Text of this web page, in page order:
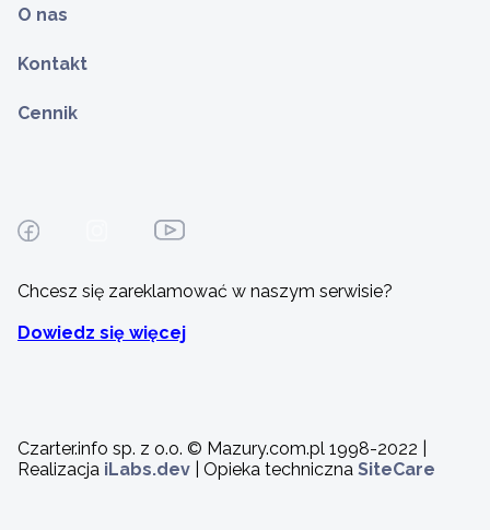
O nas
Kontakt
Cennik
Chcesz się zareklamować w naszym serwisie?
Dowiedz się więcej
Czarter.info sp. z o.o. © Mazury.com.pl 1998-2022 |
Realizacja iLabs.dev | Opieka techniczna SiteCare